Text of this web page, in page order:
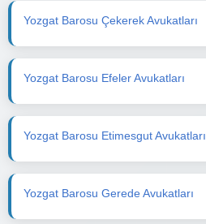
Yozgat Barosu Çekerek Avukatları
Yozgat Barosu Efeler Avukatları
Yozgat Barosu Etimesgut Avukatları
Yozgat Barosu Gerede Avukatları